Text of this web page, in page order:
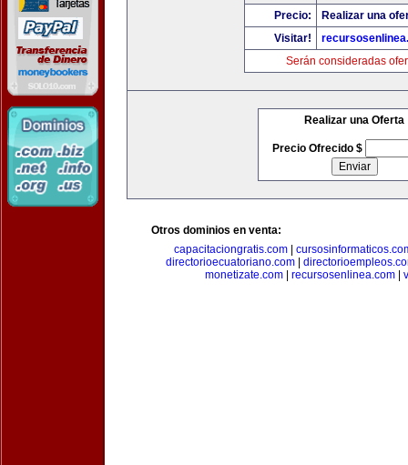
Precio:
Realizar una
Visitar!
Serán consideradas
Realizar una Oferta
Precio Ofrecido $
Otros dominios en venta:
capacitaciongratis.com|
directorioecuatoriano.com
monetizate.com
recursosenlinea.com